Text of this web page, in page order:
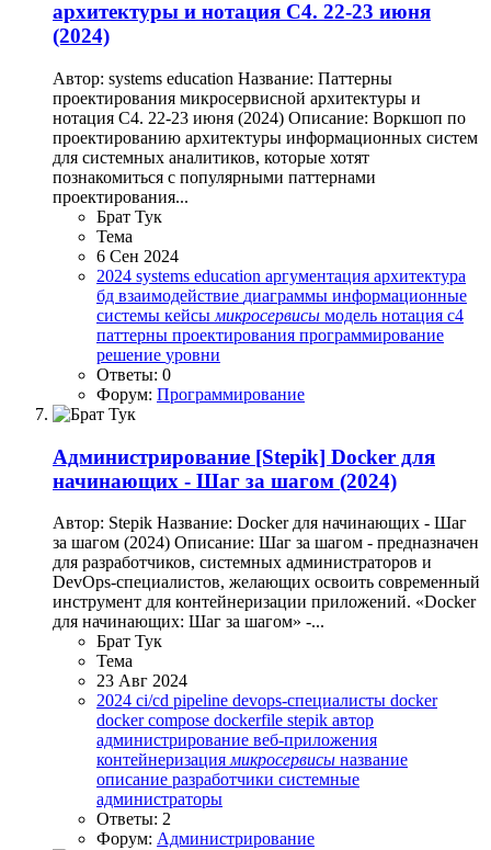
архитектуры и нотация С4. 22-23 июня
(2024)
Автор: systems education Название: Паттерны
проектирования микросервисной архитектуры и
нотация С4. 22-23 июня (2024) Описание: Воркшоп по
проектированию архитектуры информационных систем
для системных аналитиков, которые хотят
познакомиться с популярными паттернами
проектирования...
Брат Тук
Тема
6 Сен 2024
2024 systems education аргументация архитектура
бд взаимодействие диаграммы информационные
системы кейсы микросервисы модель нотация c4
паттерны проектирования программирование
решение уровни
Ответы: 0
Форум: Программирование
Администрирование [Stepik] Docker для
начинающих - Шаг за шагом (2024)
Автор: Stepik Название: Docker для начинающих - Шаг
за шагом (2024) Описание: Шаг за шагом - предназначен
для разработчиков, системных администраторов и
DevOps-специалистов, желающих освоить современный
инструмент для контейнеризации приложений. «Docker
для начинающих: Шаг за шагом» -...
Брат Тук
Тема
23 Авг 2024
2024 ci/cd pipeline devops-специалисты docker
docker compose dockerfile stepik автор
администрирование веб-приложения
контейнеризация микросервисы название
описание разработчики системные
администраторы
Ответы: 2
Форум: Администрирование